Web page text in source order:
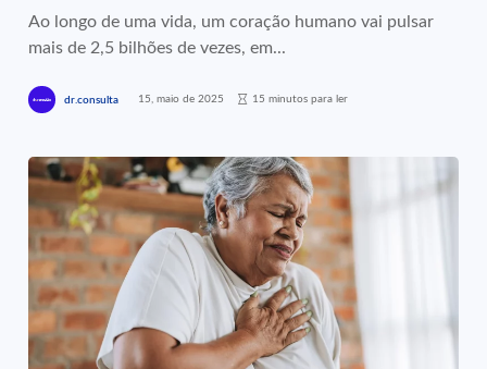
Ao longo de uma vida, um coração humano vai pulsar
mais de 2,5 bilhões de vezes, em...
dr.consulta 15, maio de 2025 15 minutos para ler